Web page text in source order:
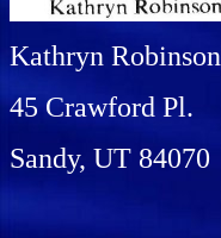
Kathryn Robinson
45 Crawford Pl.
Sandy, UT 84070